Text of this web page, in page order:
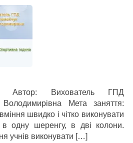
Автор: Вихователь ГПД
Мета заняття:
швидко і чітко виконувати
одну шеренгу, в дві колони.
учнів виконувати […]